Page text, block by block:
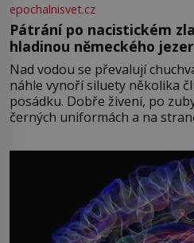
epochalnisvet.cz
Pátrání po nacistickém
hladinou německého
Nad vodou se převalují
náhle vynoří siluety několika
posádku. Dobře živení, po
černých uniformách a na
přízračná scéna znamená?
světová válka se chýlí ke konci.